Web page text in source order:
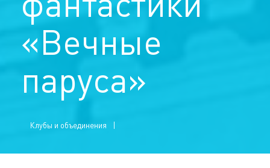
«Вечные
паруса»
Клубы и объединения